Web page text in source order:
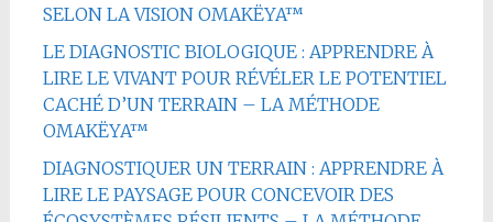
SELON LA VISION OMAKËYA™
LE DIAGNOSTIC BIOLOGIQUE : APPRENDRE À
LIRE LE VIVANT POUR RÉVÉLER LE POTENTIEL
CACHÉ D’UN TERRAIN – LA MÉTHODE
OMAKËYA™
DIAGNOSTIQUER UN TERRAIN : APPRENDRE À
LIRE LE PAYSAGE POUR CONCEVOIR DES